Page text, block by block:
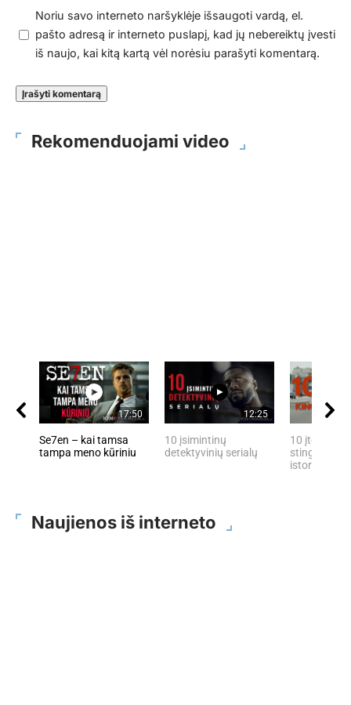
Noriu savo interneto naršyklėje išsaugoti vardą, el.
pašto adresą ir interneto puslapį, kad jų nebereiktų įvesti
iš naujo, kai kitą kartą vėl norėsiu parašyti komentarą.
Rekomenduojami video
17:50
Se7en – kai tamsa
tampa meno kūriniu
12:25
10 įsimintinų
detektyvinių serialų
10 įtemptų,
stingdančių
istorijų
Naujienos iš interneto